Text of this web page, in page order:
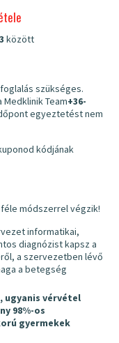
között
szükséges.
Team+36-
egyeztetést nem
kódjának
módszerrel végzik!
informatikai,
diagnózist kapsz a
a szervezetben lévő
a betegség
ugyanis vérvétel
98%-os
gyermekek